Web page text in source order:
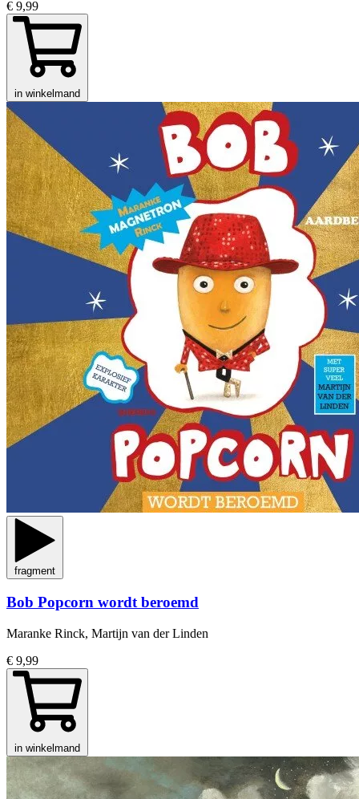
€ 9,99
in winkelmand
fragment
Bob Popcorn wordt beroemd
Maranke Rinck, Martijn van der Linden
€ 9,99
in winkelmand